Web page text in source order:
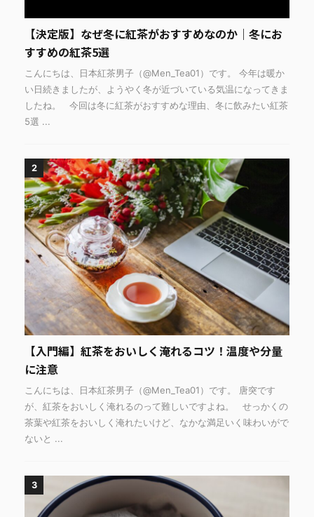
【決定版】なぜ冬に紅茶がおすすめなのか｜冬にお
すすめの紅茶5選
こんにちは、日本紅茶男子（@Men_Tea01）です。 今年は暖か
い日続きましたが、ようやく冬が近づいている気温になってきま
したね。 今回は冬に紅茶がおすすめな理由、冬に飲みたい紅茶
5選 ...
2
【入門編】紅茶をおいしく淹れるコツ！温度や分量
に注意
こんにちは、日本紅茶男子（@Men_Tea01）です。 唐突です
が、紅茶をおいしく淹れるのって難しいですよね。 せっかくの
茶葉や紅茶をおいしく淹れたいけど、なかな満足いく味わいがで
ないと ...
3